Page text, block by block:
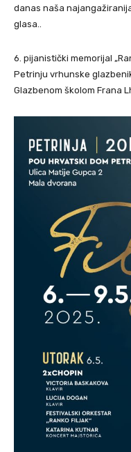
danas naša
glasa..
6. pijanistički memorijal
Petrinju vrhunske
Glazbenom školom Frana